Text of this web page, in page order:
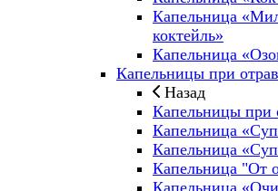
Капельница
коктейль»
Капельница
Капельницы при
Назад
Капельницы при
Капельница
Капельница
Капельница "От
Капельница